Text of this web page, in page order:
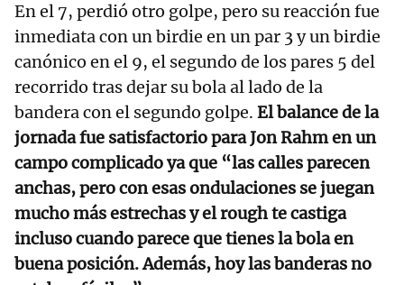
En el 7, perdió otro golpe, pero su reacción fue
inmediata con un birdie en un par 3 y un birdie
canónico en el 9, el segundo de los pares 5 del
recorrido tras dejar su bola al lado de la
bandera con el segundo golpe. El balance de la
jornada fue satisfactorio para Jon Rahm en un
campo complicado ya que “las calles parecen
anchas, pero con esas ondulaciones se juegan
mucho más estrechas y el rough te castiga
incluso cuando parece que tienes la bola en
buena posición. Además, hoy las banderas no